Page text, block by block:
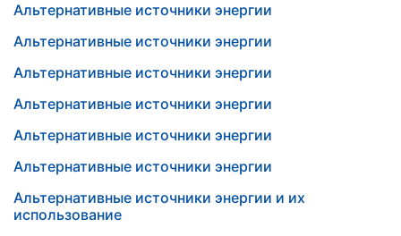
Альтернативные источники энергии
Альтернативные источники энергии
Альтернативные источники энергии
Альтернативные источники энергии
Альтернативные источники энергии
Альтернативные источники энергии
Альтернативные источники энергии и их
использование